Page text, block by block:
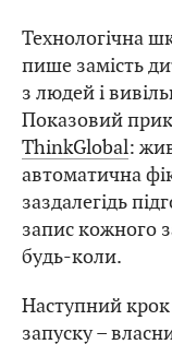
Технологічна
пише замість
з людей і
Показовий
ThinkGlobal:
автоматична
заздалегідь
запис кожного
будь-коли.
Наступний
запуску –